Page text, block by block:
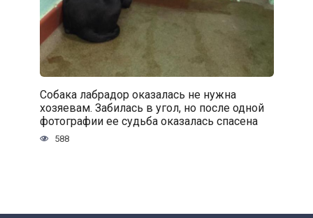
Собака лабрадор оказалась не нужна
хозяевам. Забилась в угол, но после одной
фотографии ее судьба оказалась спасена
588